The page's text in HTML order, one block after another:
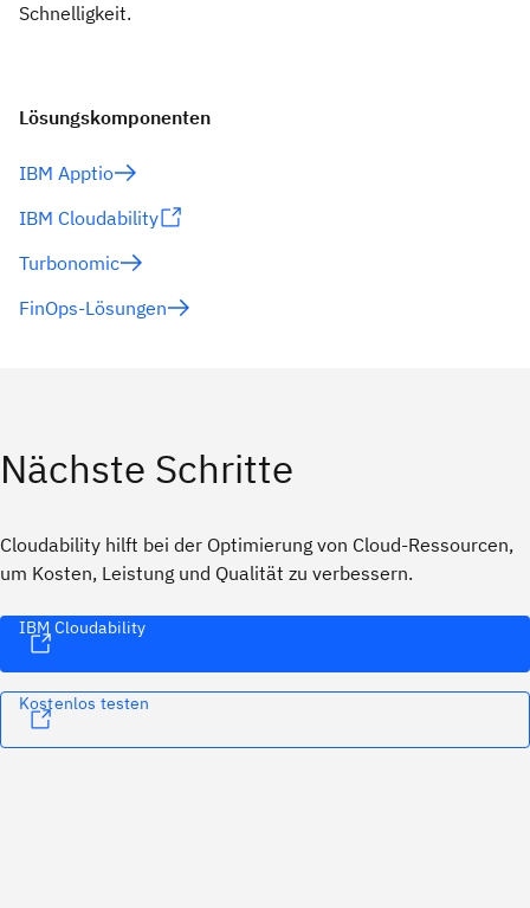
Schnelligkeit.
Lösungskomponenten
IBM Apptio
IBM Cloudability
Turbonomic
FinOps-Lösungen
Nächste Schritte
Cloudability hilft bei der Optimierung von Cloud-Ressourcen,
um Kosten, Leistung und Qualität zu verbessern.
IBM Cloudability
Kostenlos testen